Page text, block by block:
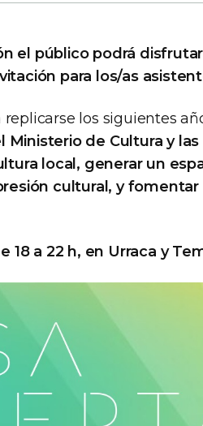
el público podrá
para los/as
los siguientes
Ministerio de Cultura y
local, generar un
cultural, y
18 a 22 h, en Urraca y